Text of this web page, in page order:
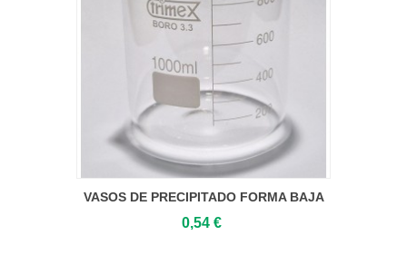
VASOS DE PRECIPITADO FORMA BAJA
0,54 €